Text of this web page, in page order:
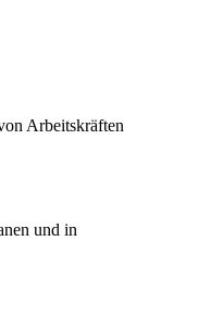
Arbeitskräften
und in